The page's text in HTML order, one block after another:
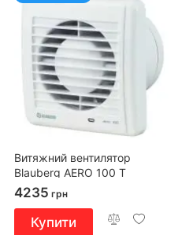
Витяжний вентилятор
Blauberg AERO 100 T
4235 грн
Купити